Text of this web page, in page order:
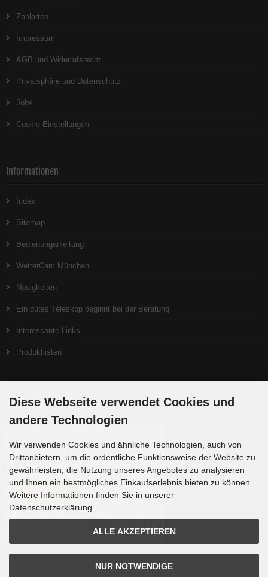
Zahlarten
Impressum
AGB und Widerrufsrecht
Privatsphäre und Datenschutz
Jobs
Cookie Einstellungen
Informationen
Index
Sitemap
Bedienunganleitung
WetterCam München
Neuigkeiten
Ein gutes Teleskop beginnt bei der Beratung
Interessante Links
Produktlisten
Zahlungsmethoden
Sprachvariablen befinden sich in der Datei tpl_modified/lang/german/lang_german.custom.
Diese Webseite verwendet Cookies und
andere Technologien
Wir verwenden Cookies und ähnliche Technologien, auch von
Drittanbietern, um die ordentliche Funktionsweise der Website zu
gewährleisten, die Nutzung unseres Angebotes zu analysieren
und Ihnen ein bestmögliches Einkaufserlebnis bieten zu können.
Weitere Informationen finden Sie in unserer
Datenschutzerklärung.
ALLE AKZEPTIEREN
NUR NOTWENDIGE